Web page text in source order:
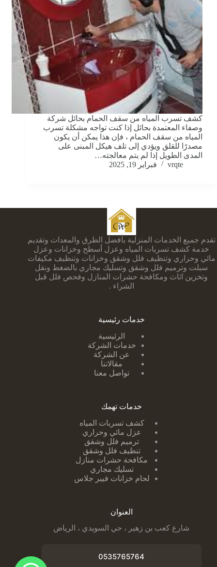
كشف تسرب المياه من سقف الحمام بحائل شركة
وصفاء المعتمدة بحائل إذا كنت تواجه مشكلة تسرب
المياه من سقف الحمام ، فإن هذا يمكن أن يكون
مصدرًا للقلق ويؤدي إلى تلف هيكل المبنى على
المدى الطويل إذا لم يتم معالجته…
vrqte
فبراير 19, 2025
تقدم جميع الخدمات المنزلية بأفضل الطرق والمعدات وتقديم
خدمة كشف تسربات المياه وعزل أسطح وخزانات وعزل
مائي وحراري وتنظيف فلل وشقق وخزانات وتنظيف مكيفات
سبلت وترميم فلل وشقق وتسليك مجاري بالضغط ونقل
وتخزين اثاث ومكافحة حشرات المنازل وفحص فلل قبل
الشراء .
خدمات رئيسية
الرئيسية
خدمات الشركة
عن الشركة
مقالاتنا
تواصل معنا
خدمات تهمك
كشف تسربات ا لمياه
عزل مائي وحراري
ترميم فلل وشقق
تنظيف فلل وشقق
مكافحة حشرات منازل
تسليك مجاري
لحام خزانات فيبر جلاس
العنوان
شارع كعب بن زهير ، حي السويدي ، الرياض
0535765764